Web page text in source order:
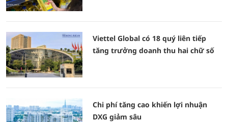
Viettel Global có 18 quý liên tiếp
tăng trưởng doanh thu hai chữ số
Chi phí tăng cao khiến lợi nhuận
DXG giảm sâu